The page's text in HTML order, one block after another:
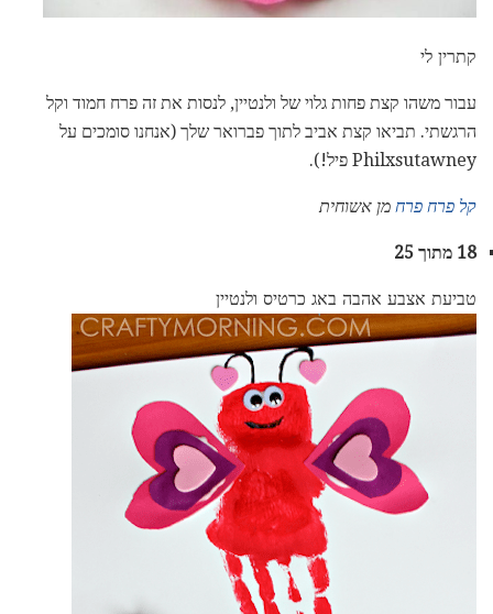
קתרין לי
עבור משהו קצת פחות גלוי של ולנטיין, לנסות את זה פרח חמוד וקל
הרגשתי. תביאו קצת אביב לתוך פברואר שלך (אנחנו סומכים על
Philxsutawney פיל!).
קל פרח פרח מן אשוחית
18 מתוך 25
טביעת אצבע אהבה באג כרטיס ולנטיין